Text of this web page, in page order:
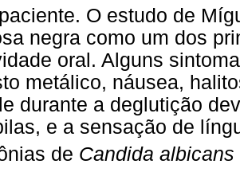
O estudo de
negra como um dos
oral. Alguns
metálico, náusea,
durante a deglutição
e a sensação de
de Candida albicans